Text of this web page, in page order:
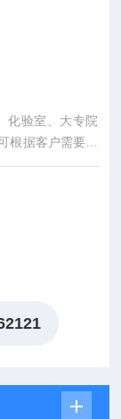
化验室、大专院
根据客户需要，
槽、油槽、低温